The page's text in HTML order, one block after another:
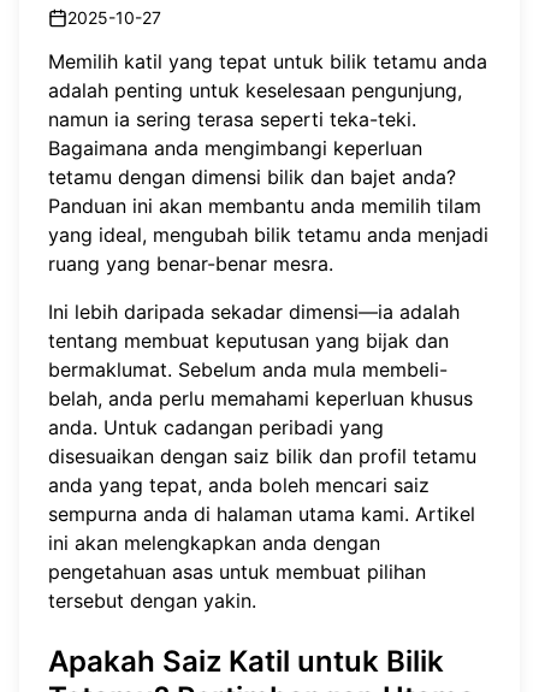
2025-10-27
Memilih katil yang tepat untuk bilik tetamu anda
adalah penting untuk keselesaan pengunjung,
namun ia sering terasa seperti teka-teki.
Bagaimana anda mengimbangi keperluan
tetamu dengan dimensi bilik dan bajet anda?
Panduan ini akan membantu anda memilih tilam
yang ideal, mengubah bilik tetamu anda menjadi
ruang yang benar-benar mesra.
Ini lebih daripada sekadar dimensi—ia adalah
tentang membuat keputusan yang bijak dan
bermaklumat. Sebelum anda mula membeli-
belah, anda perlu memahami keperluan khusus
anda. Untuk cadangan peribadi yang
disesuaikan dengan saiz bilik dan profil tetamu
anda yang tepat, anda boleh mencari saiz
sempurna anda di halaman utama kami. Artikel
ini akan melengkapkan anda dengan
pengetahuan asas untuk membuat pilihan
tersebut dengan yakin.
Apakah Saiz Katil untuk Bilik